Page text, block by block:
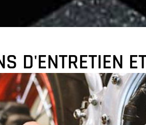
D'ENTRETIEN